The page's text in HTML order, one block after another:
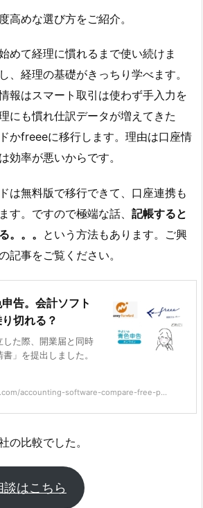
高めな選び方をご紹介。
めて経理に慣れるまで使い続けま
、経理の基礎がきっちり学べます。
報はスマート取引は使わず手入力を
にも慣れ仕訳データが増えてきた
かfreeeに移行します。理由は口座情
効率が悪いからです。
は無料版で移行できて、口座連携も
す。ですので極端な話、 記帳すると
。。。 という方法もあります。ご興
記事をご覧ください。
告。会計ソフト
切れる？
た際、開業届と同時
」を提出しました。
accounting-software-compare-free-p...
の比較でした。
はこちら